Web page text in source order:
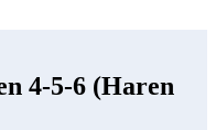
4-5-6 (Haren